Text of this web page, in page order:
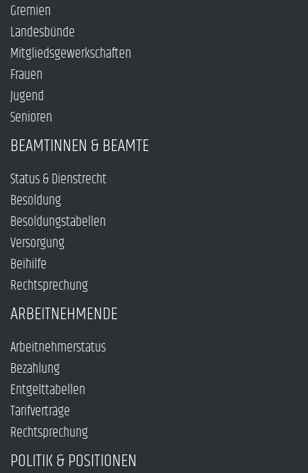
Gremien
Landesbünde
Mitgliedsgewerkschaften
Frauen
Jugend
Senioren
BEAMTINNEN & BEAMTE
Status & Dienstrecht
Besoldung
Besoldungstabellen
Versorgung
Beihilfe
Rechtsprechung
ARBEITNEHMENDE
Arbeitnehmerstatus
Bezahlung
Entgelttabellen
Tarifverträge
Rechtsprechung
POLITIK & POSITIONEN